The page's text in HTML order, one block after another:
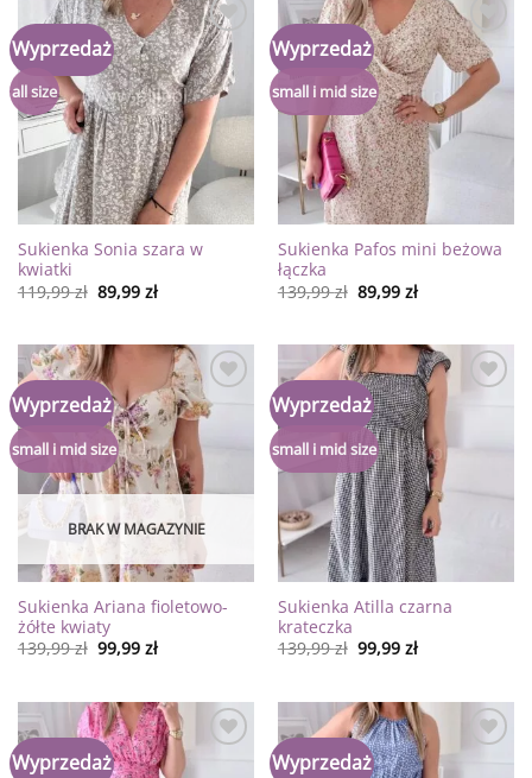
Wyprzedaż
all size
Dodaj
do
listy
życzeń
Sukienka Sonia szara w
kwiatki
119,99zł 89,99 zł
Wyprzedaż
small i mid size
Dodaj
do
listy
życzeń
Sukienka Pafos mini beżowa
łączka
139,99zł 89,99 zł
Wyprzedaż
small i mid size
Dodaj
życzeń
BRAK W MAGAZYNIE
Sukienka Ariana fioletowo-
żółte kwiaty
139,99zł 99,99 zł
Wyprzedaż
small i mid size
Sukienka Atilla czarna
krateczka
139,99zł 99,99 zł
Wyprzedaż Wyprzedaż
Dodaj